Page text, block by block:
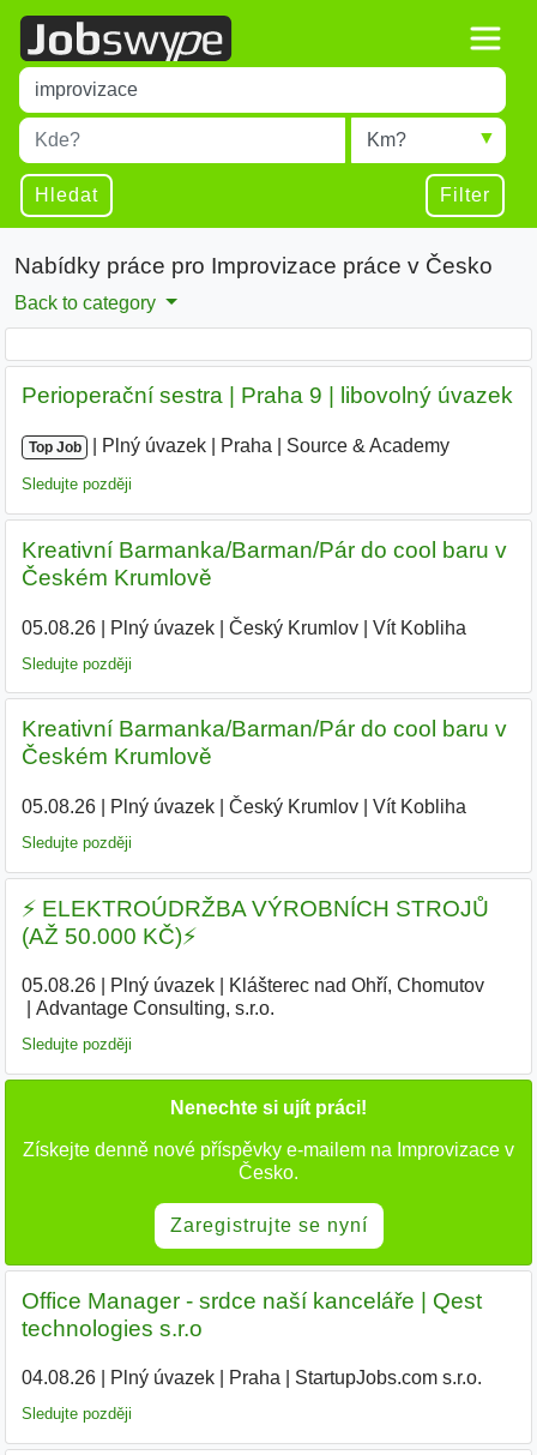
Title
Type 1 or more characters for results.
Místo
Type 1 or more characters for results.
Radius
Hledat Filter
Nabídky práce pro Improvizace práce v Česko
Back to category
Perioperační sestra | Praha 9 | libovolný úvazek
Top Job Plný úvazek Praha Source & Academy
Sledujte později
Kreativní Barmanka/Barman/Pár do cool baru v
Českém Krumlově
05.08.26| Plný úvazek| Český Krumlov| Vít Kobliha
Sledujte později
Kreativní Barmanka/Barman/Pár do cool baru v
Českém Krumlově
05.08.26| Plný úvazek| Český Krumlov| Vít Kobliha
Sledujte později
⚡ ELEKTROÚDRŽBA VÝROBNÍCH STROJŮ
(AŽ 50.000 KČ)⚡
05.08.26| Plný úvazek| Klášterec nad Ohří, Chomutov|
Advantage Consulting, s.r.o.
Sledujte později
Nenechte si ujít práci!
Získejte denně nové příspěvky e-mailem na Improvizace v
Česko.
Zaregistrujte se nyní
Office Manager - srdce naší kanceláře | Qest
technologies s.r.o
04.08.26| Plný úvazek| Praha StartupJobs.com s.r.o.
Sledujte později